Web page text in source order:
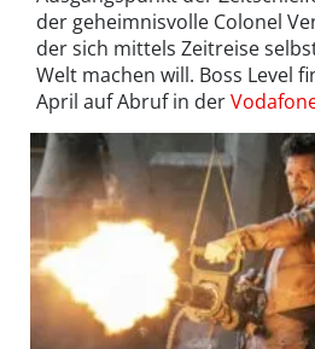
der geheimnisvolle Colonel
der sich mittels Zeitreise
Welt machen will. Boss Level
April auf Abruf in der